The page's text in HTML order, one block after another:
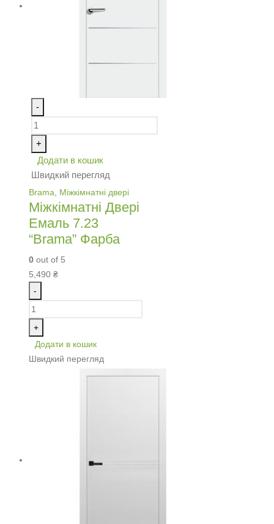
-
+
Додати в кошик
Швидкий перегляд
Brama Міжкімнатні двері
Міжкімнатні Двері
Емаль 7.23
“Brama” Фарба
0 out of 5
5,490 ₴
-
+
Додати в кошик
Швидкий перегляд